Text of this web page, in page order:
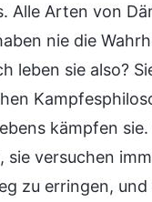
Alle Arten von
nie die
leben sie also?
kämpfen sie.
sie versuchen
zu erringen, und